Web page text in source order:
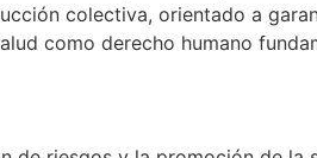
colectiva, orientado a
como derecho humano